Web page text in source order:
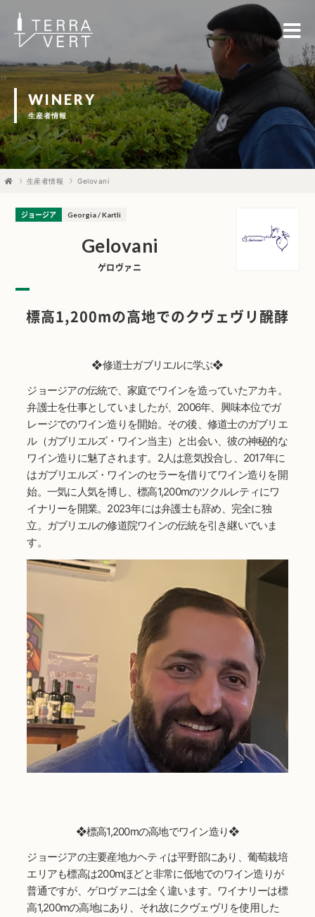
WINERY
生産者情報
生産者情報 Gelovani
Gelovani
ゲロヴァニ
ジョージア Georgia / Kartli
標高1,200mの高地でのクヴェヴリ醗酵
❖修道士ガブリエルに学ぶ❖
ジョージアの伝統で、家庭でワインを造っていたアカキ。
弁護士を仕事としていましたが、2006年、興味本位でガ
レージでのワイン造りを開始。その後、修道士のガブリエ
ル（ガブリエルズ・ワイン当主）と出会い、彼の神秘的な
ワイン造りに魅了されます。2人は意気投合し、2017年に
はガブリエルズ・ワインのセラーを借りてワイン造りを開
始。一気に人気を博し、標高1,200mのツクルレティにワ
イナリーを開業。2023年には弁護士も辞め、完全に独
立。ガブリエルの修道院ワインの伝統を引き継いでいま
す。
❖標高1,200mの高地でワイン造り❖
ジョージアの主要産地カヘティは平野部にあり、葡萄栽培
エリアも標高は200mほどと非常に低地でのワイン造りが
普通ですが、ゲロヴァニは全く違います。ワイナリーは標
高1,200mの高地にあり、それ故にクヴェヴリを使用した